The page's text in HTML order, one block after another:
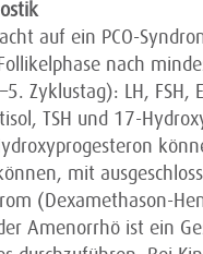
auf ein PCO-
nach
Zyklustag): LH, FSH,
TSH und 17-
mit
(Dexamethason-­
Amenorrhö ist ein